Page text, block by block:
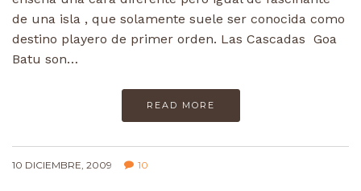
de una isla , que solamente suele ser conocida como
destino playero de primer orden. Las Cascadas Goa
Batu son…
READ MORE
10 DICIEMBRE, 2009 10